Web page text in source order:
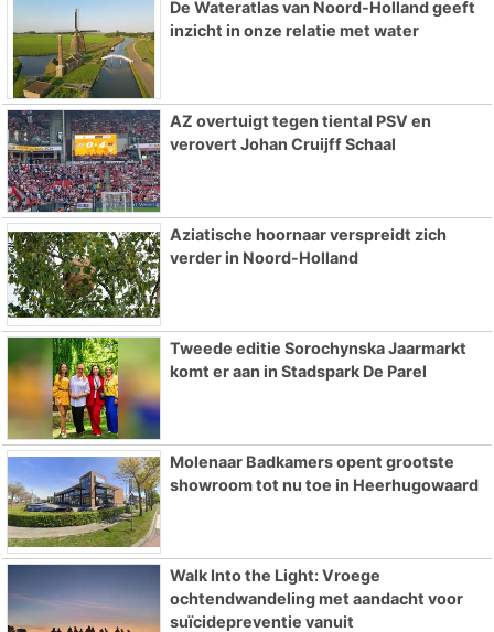
De Wateratlas van Noord-Holland geeft
inzicht in onze relatie met water
AZ overtuigt tegen tiental PSV en
verovert Johan Cruijff Schaal
Aziatische hoornaar verspreidt zich
verder in Noord-Holland
Tweede editie Sorochynska Jaarmarkt
komt er aan in Stadspark De Parel
Molenaar Badkamers opent grootste
showroom tot nu toe in Heerhugowaard
Walk Into the Light: Vroege
ochtendwandeling met aandacht voor
suïcidepreventie vanuit